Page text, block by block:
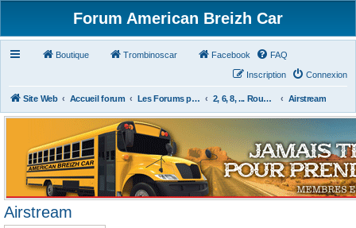
Forum American Breizh Car
Boutique Trombinoscar Facebook FAQ
Connexion
Inscription
Site Web Accueil forum Les Forums par Passion 2, 6, 8, ... Roues & Autres Airstream
Airstream